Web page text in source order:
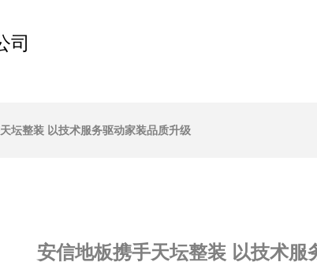
司
坛整装 以技术服务驱动家装品质升级
安信地板携手天坛整装 以技术服